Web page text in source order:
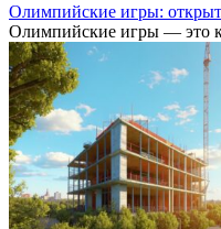
Олимпийские игры:
Олимпийские игры — это